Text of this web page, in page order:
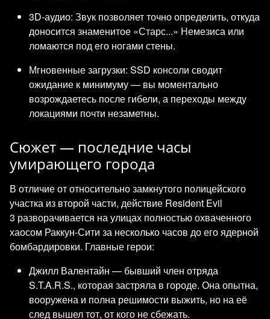
3D-аудио: Звук позволяет точно определить, откуда
доносится знаменитое «Старс...» Немезиса или
ломаются под его ногами стены.
Мгновенные загрузки: SSD консоли сводит
ожидание к минимуму — вы моментально
возрождаетесь после гибели, а переходы между
локациями почти незаметны.
Сюжет — последние часы
умирающего города
В отличие от относительно замкнутого полицейского
участка из второй части, действие Resident Evil
3 разворачивается на улицах полностью охваченного
хаосом Раккун-Сити за несколько часов до его ядерной
бомбардировки. Главные герои:
Джилл Валентайн — бывший член отряда
S.T.A.R.S., которая застряла в городе. Она опытна,
вооружена и полна решимости выжить, но на её
след вышел тот, от кого не сбежать.